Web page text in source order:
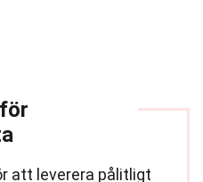
att leverera pålitligt